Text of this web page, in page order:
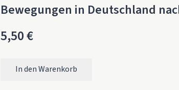
Bewegungen in Deutschland
5,50€
Jonas-Märtin, Jüdische Frauen – Organisationen
In den Warenkorb